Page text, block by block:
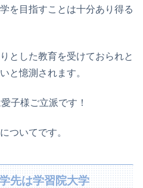
を目指すことは十分あり得る
とした教育を受けておられと
と憶測されます。
子様ご立派です！
ついてです。
先は学習院大学